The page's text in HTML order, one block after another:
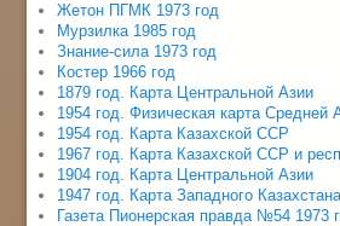
Жетон ПГМК 1973 год
Мурзилка 1985 год
Знание-сила 1973 год
Костер 1966 год
1879 год. Карта Центральной Азии
1954 год. Физическая карта Средней
1954 год. Карта Казахской ССР
1967 год. Карта Казахской ССР и
1904 год. Карта Центральной Азии
1947 год. Карта Западного
Газета Пионерская правда №54 1973